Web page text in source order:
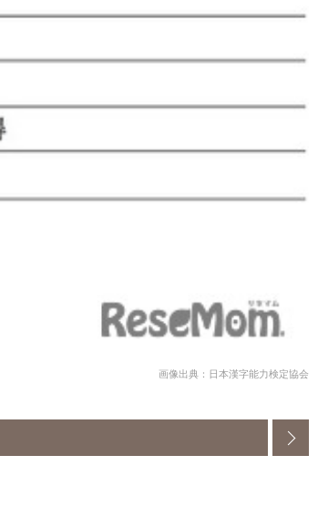
画像出典：日本漢字能力検定協会